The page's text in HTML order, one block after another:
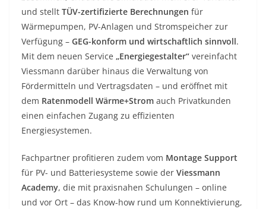
und stellt TÜV-zertifizierte Berechnungen für
Wärmepumpen, PV-Anlagen und Stromspeicher zur
Verfügung – GEG-konform und wirtschaftlich sinnvoll.
Mit dem neuen Service „Energiegestalter“ vereinfacht
Viessmann darüber hinaus die Verwaltung von
Fördermitteln und Vertragsdaten – und eröffnet mit
dem Ratenmodell Wärme+Strom auch Privatkunden
einen einfachen Zugang zu effizienten
Energiesystemen.
Fachpartner profitieren zudem vom Montage Support
für PV- und Batteriesysteme sowie der Viessmann
Academy, die mit praxisnahen Schulungen – online
und vor Ort – das Know-how rund um Konnektivierung,